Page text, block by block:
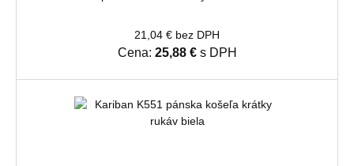
21,04 € bez DPH
Cena: 25,88 €s DPH